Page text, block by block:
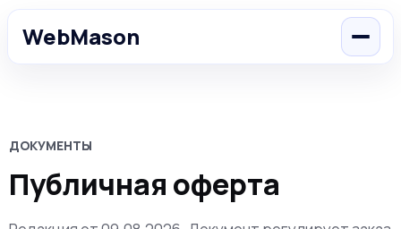
WebMason
ДОКУМЕНТЫ
Публичная оферта